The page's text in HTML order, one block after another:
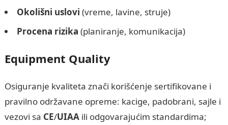
Okolišni uslovi (vreme, lavine, struje)
Procena rizika (planiranje, komunikacija)
Equipment Quality
Osiguranje kvaliteta znači korišćenje sertifikovane i
pravilno održavane opreme: kacige, padobrani, sajle i
vezovi sa CE/UIAAili odgovarajućim standardima;